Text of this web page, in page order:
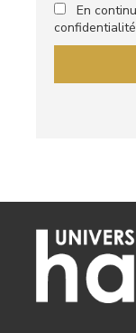
En
confidentialité